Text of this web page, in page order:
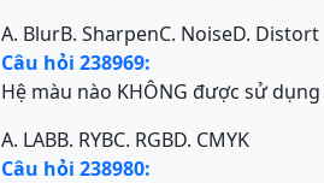
A. BlurB. SharpenC. NoiseD. Distort
Câu hỏi 238969:
Hệ màu nào KHÔNG được sử
A. LABB. RYBC. RGBD. CMYK
Câu hỏi 238980: